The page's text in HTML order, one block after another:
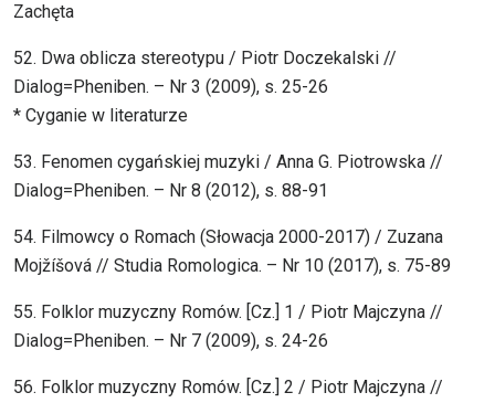
Zachęta
52. Dwa oblicza stereotypu / Piotr Doczekalski //
Dialog=Pheniben. – Nr 3 (2009), s. 25-26
* Cyganie w literaturze
53. Fenomen cygańskiej muzyki / Anna G. Piotrowska //
Dialog=Pheniben. – Nr 8 (2012), s. 88-91
54. Filmowcy o Romach (Słowacja 2000-2017) / Zuzana
Mojžíšová // Studia Romologica. – Nr 10 (2017), s. 75-89
55. Folklor muzyczny Romów. [Cz.] 1 / Piotr Majczyna //
Dialog=Pheniben. – Nr 7 (2009), s. 24-26
56. Folklor muzyczny Romów. [Cz.] 2 / Piotr Majczyna //